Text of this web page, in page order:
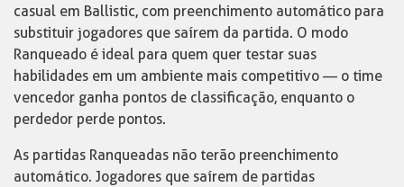
casual em Ballistic, com preenchimento automático para
substituir jogadores que saírem da partida. O modo
Ranqueado é ideal para quem quer testar suas
habilidades em um ambiente mais competitivo — o time
vencedor ganha pontos de classificação, enquanto o
perdedor perde pontos.
As partidas Ranqueadas não terão preenchimento
automático. Jogadores que saírem de partidas